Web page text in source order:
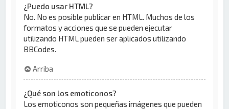
¿Puedo usar HTML?
No. No es posible publicar en HTML. Muchos de los
formatos y acciones que se pueden ejecutar
utilizando HTML pueden ser aplicados utilizando
BBCodes.
Arriba
¿Qué son los emoticonos?
Los emoticonos son pequeñas imágenes que pueden